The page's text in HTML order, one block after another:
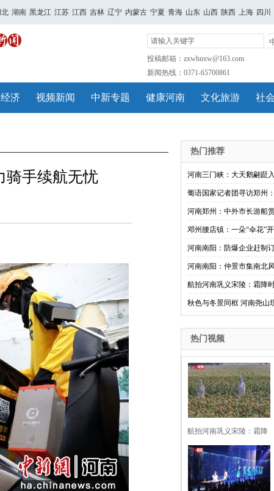
湖南 黑龙江 江苏 江西 吉林 辽宁 内蒙古 宁夏 青海 山东 山西 陕西 上海 四川
投稿邮箱：zxwhnxw@163.com
新闻热线：0371-65700861
济 视频新闻 中新专题 健康河南 文化旅游 社
骑手续航无忧
热门推荐
河南三门峡：大天鹅翩跹
葡语国家记者团寻访郑州
河南郑州：中外市长游船
邓州腰店镇：一朵“伞花”
河南南阳：防爆企业赶制
河南南阳：仲景市集南北
航拍河南巩义宋陵：霜降
秋色与冬景同框 河南尧山
热门视频
航拍河南巩义宋陵：霜降
时节高粱红